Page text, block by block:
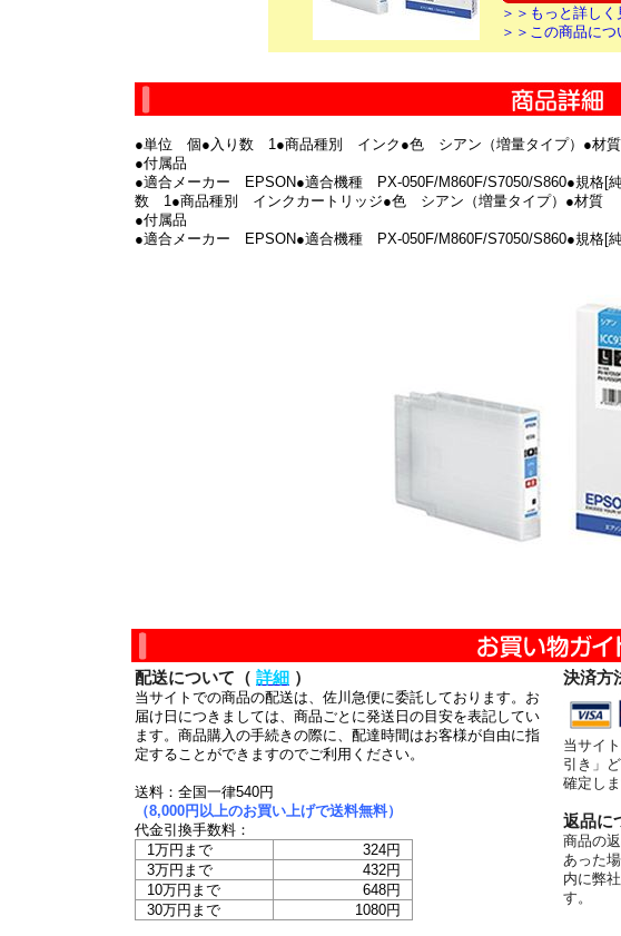
＞＞もっと詳しく
＞＞この商品に
●単位 個●入り数 1●商品種別 インク●色 シアン（増量タイプ）●材質
●付属品
●適合メーカー EPSON●適合機種 PX-050F/M860F/S7050/S860●規格
数 1●商品種別 インクカートリッジ●色 シアン（増量タイプ）●材質
●付属品
●適合メーカー EPSON●適合機種 PX-050F/M860F/S7050/S860●規格[
配送について（ 詳細 ）
当サイトでの商品の配送は、佐川急便に委託しております。お
届け日につきましては、商品ごとに発送日の目安を表記してい
ます。商品購入の手続きの際に、配達時間はお客様が自由に指
定することができますのでご利用ください。
送料：全国一律540円
（8,000円以上のお買い上げで送料無料）
代金引換手数料：
1万円まで
324円
3万円まで
432円
10万円まで
648円
30万円まで
1080円
決済方
当サイ
引き」
確定し
返品に
商品の
あった
内に弊
す。